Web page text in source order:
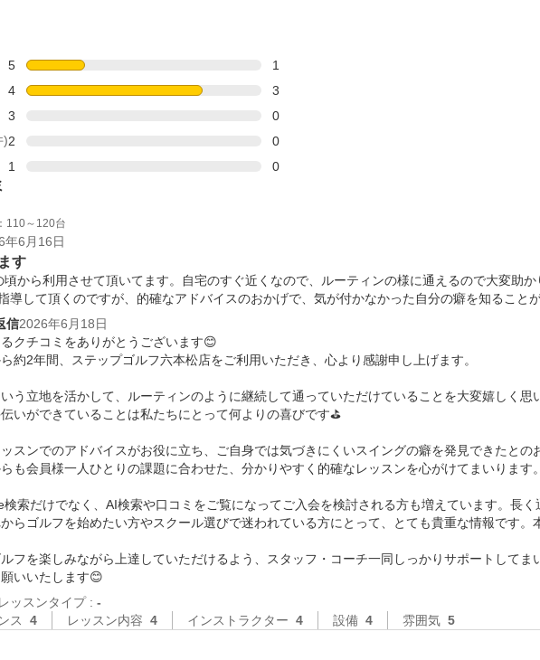
)
5
1
4
3
3
0
2
0
1
0
110～120台
年6月16日
す
頃から利用させて頂いてます。自宅のすぐ近くなので、ルーティンの様に通えるので大変助か
導して頂くのですが、的確なアドバイスのおかげで、気が付かなかった自分の癖を知ること
信2026年6月18日
クチコミをありがとうございます😊
約2年間、ステップゴルフ六本松店をご利用いただき、心より感謝申し上げます。
う立地を活かして、ルーティンのように継続して通っていただけていることを大変嬉しく
いができていることは私たちにとって何よりの喜びです⛳️
スンでのアドバイスがお役に立ち、ご自身では気づきにくいスイングの癖を発見できたと
も会員様一人ひとりの課題に合わせた、分かりやすく的確なレッスンを心がけてまいります
索だけでなく、AI検索や口コミをご覧になってご入会を検討される方も増えています。長
らゴルフを始めたい方やスクール選びで迷われている方にとって、とても貴重な情報です。
フを楽しみながら上達していただけるよう、スタッフ・コーチ一同しっかりサポートして
いいたします😊
レッスンタイプ : -
ス
4 レッスン内容 4 インストラクター 4 設備 4 雰囲気 5